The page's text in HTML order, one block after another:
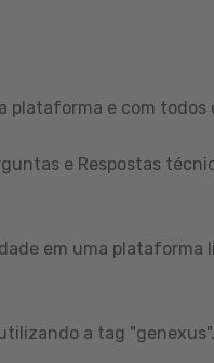
plataforma e com todos
e Respostas
em uma plataforma
a tag "genexus".